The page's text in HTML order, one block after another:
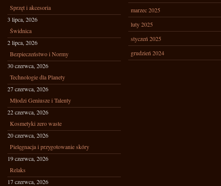
Sprzęt i akcesoria
3 lipca, 2026
Świdnica
2 lipca, 2026
Bezpieczeństwo i Normy
30 czerwca, 2026
Technologie dla Planety
27 czerwca, 2026
Młodzi Geniusze i Talenty
22 czerwca, 2026
Kosmetyki zero waste
20 czerwca, 2026
Pielęgnacja i przygotowanie skóry
19 czerwca, 2026
Relaks
17 czerwca, 2026
marzec 2025
luty 2025
styczeń 2025
grudzień 2024